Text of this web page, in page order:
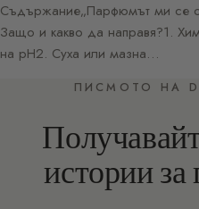
Съдържание„Парфюмът ми се
Защо и какво да направя?1.
на pH2. Суха или мазна…
ПИСМОТО НА
истории